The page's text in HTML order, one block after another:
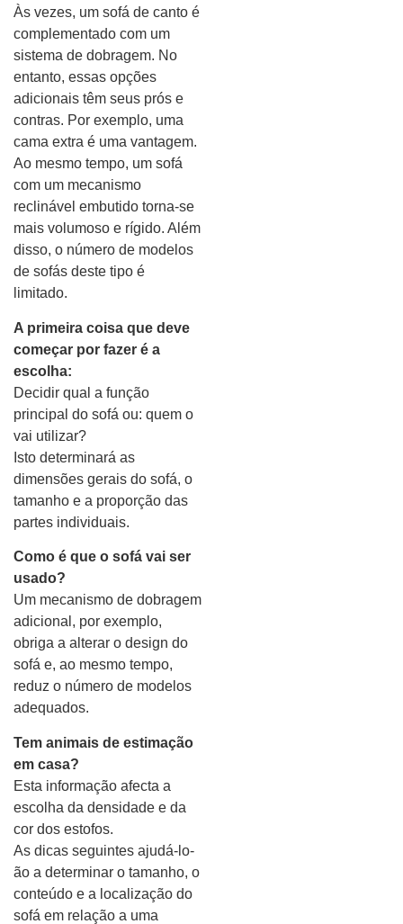
Às vezes, um sofá de canto é
complementado com um
sistema de dobragem. No
entanto, essas opções
adicionais têm seus prós e
contras. Por exemplo, uma
cama extra é uma vantagem.
Ao mesmo tempo, um sofá
com um mecanismo
reclinável embutido torna-se
mais volumoso e rígido. Além
disso, o número de modelos
de sofás deste tipo é
limitado.
A primeira coisa que deve
começar por fazer é a
escolha:
Decidir qual a função
principal do sofá ou: quem o
vai utilizar?
Isto determinará as
dimensões gerais do sofá, o
tamanho e a proporção das
partes individuais.
Como é que o sofá vai ser
usado?
Um mecanismo de dobragem
adicional, por exemplo,
obriga a alterar o design do
sofá e, ao mesmo tempo,
reduz o número de modelos
adequados.
Tem animais de estimação
em casa?
Esta informação afecta a
escolha da densidade e da
cor dos estofos.
As dicas seguintes ajudá-lo-
ão a determinar o tamanho, o
conteúdo e a localização do
sofá em relação a uma